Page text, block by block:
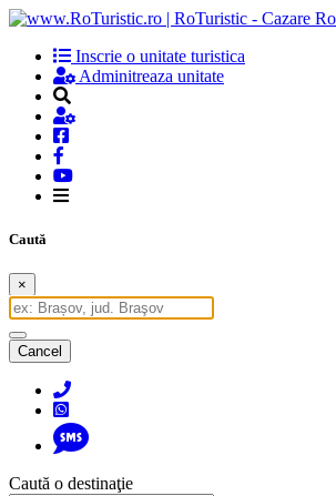
Inscrie o unitate turistica
Adminitreaza unitate
Caută
×
Cancel
Caută o destinaţie